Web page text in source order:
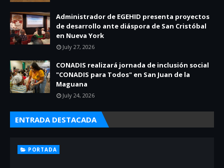
Administrador de EGEHID presenta proyectos
de desarrollo ante diáspora de San Cristóbal
en Nueva York
July 27, 2026
CONADIS realizará jornada de inclusión social
"CONADIS para Todos" en San Juan de la
Maguana
July 24, 2026
ENTRADA DESTACADA
PORTADA